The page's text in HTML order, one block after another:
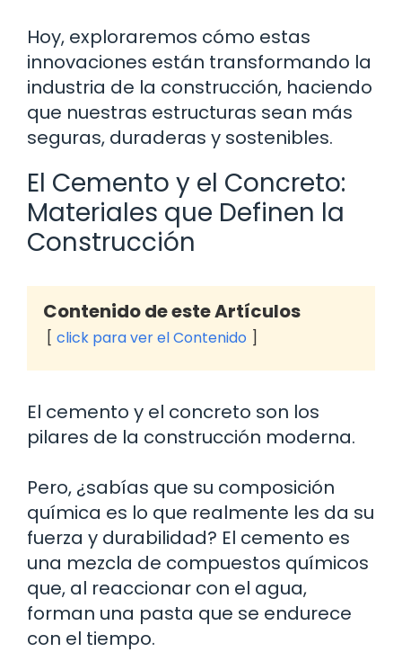
Hoy, exploraremos cómo estas
innovaciones están transformando la
industria de la construcción, haciendo
que nuestras estructuras sean más
seguras, duraderas y sostenibles.
El Cemento y el Concreto:
Materiales que Definen la
Construcción
Contenido de este Artículos
click para ver el Contenido
El cemento y el concreto son los
pilares de la construcción moderna.
Pero, ¿sabías que su composición
química es lo que realmente les da su
fuerza y durabilidad? El cemento es
una mezcla de compuestos químicos
que, al reaccionar con el agua,
forman una pasta que se endurece
con el tiempo.